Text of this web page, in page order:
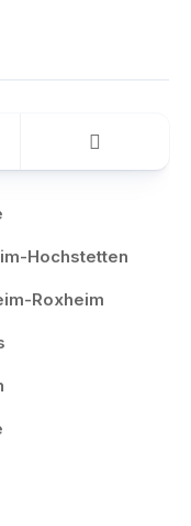
Hochstetten
Roxheim